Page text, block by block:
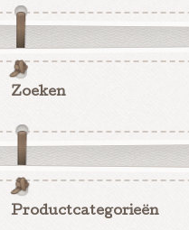
Zoeken
Productcategorieën